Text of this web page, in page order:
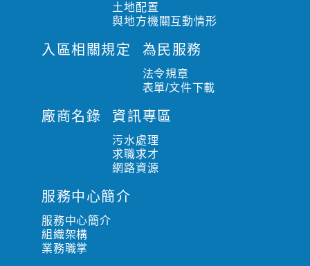
土地配置
與地方機關互動情形
入區相關規定 為民服務
法令規章
表單/文件下載
廠商名錄 資訊專區
污水處理
求職求才
網路資源
服務中心簡介
服務中心簡介
組織架構
業務職掌